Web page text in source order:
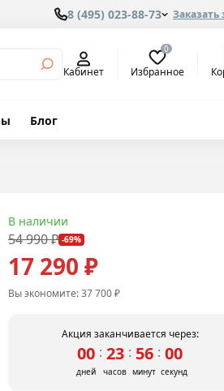
8 (495) 023-88-73 Заказать
Кабинет
0
Избранное
Блог
В наличии
54 990 ₽ -69%
17 290 ₽
Вы экономите:37 700 ₽
Акция заканчивается через:
00
дней
: 23
часов
: 55
минут
: 59
секунд